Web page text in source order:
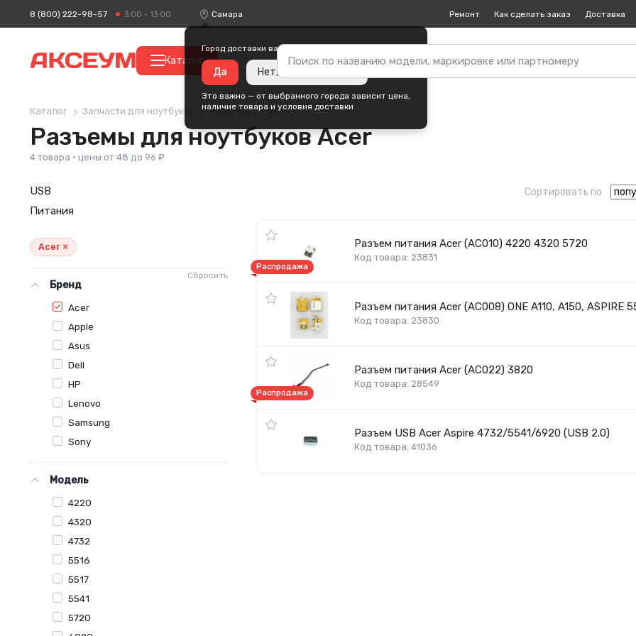
8 (800) 222-98-57 3:00 - 13:00 Самара
Город доставки ваших покупок —
Да Нет, изменить город
Это важно — от выбранного города зависит цена,
наличие товара и условия доставки
Ремонт Как сделать заказ Доставка
Каталог
Каталог Запчасти для ноутбуков Разъемы Acer
Разъемы для ноутбуков Acer
4 товара · цены от 48 до 96 ₽
USB
Питания
Acer ×
Сбросить
Бренд
Acer
Apple
Asus
Dell
HP
Lenovo
Samsung
Sony
Модель
4220
4320
4732
5516
5517
5541
5720
Сортировать по
Разъем питания Acer (AC010) 4220 4320 5720
Код товара: 23831
Распродажа
Разъем питания Acer (AC008) ONE A110, A150, ASPIRE
Код товара: 23830
Разъем питания Acer (AC022) 3820
Код товара: 28549
Распродажа
Разъем USB Acer Aspire 4732/5541/6920 (USB 2.0)
Код товара: 41036